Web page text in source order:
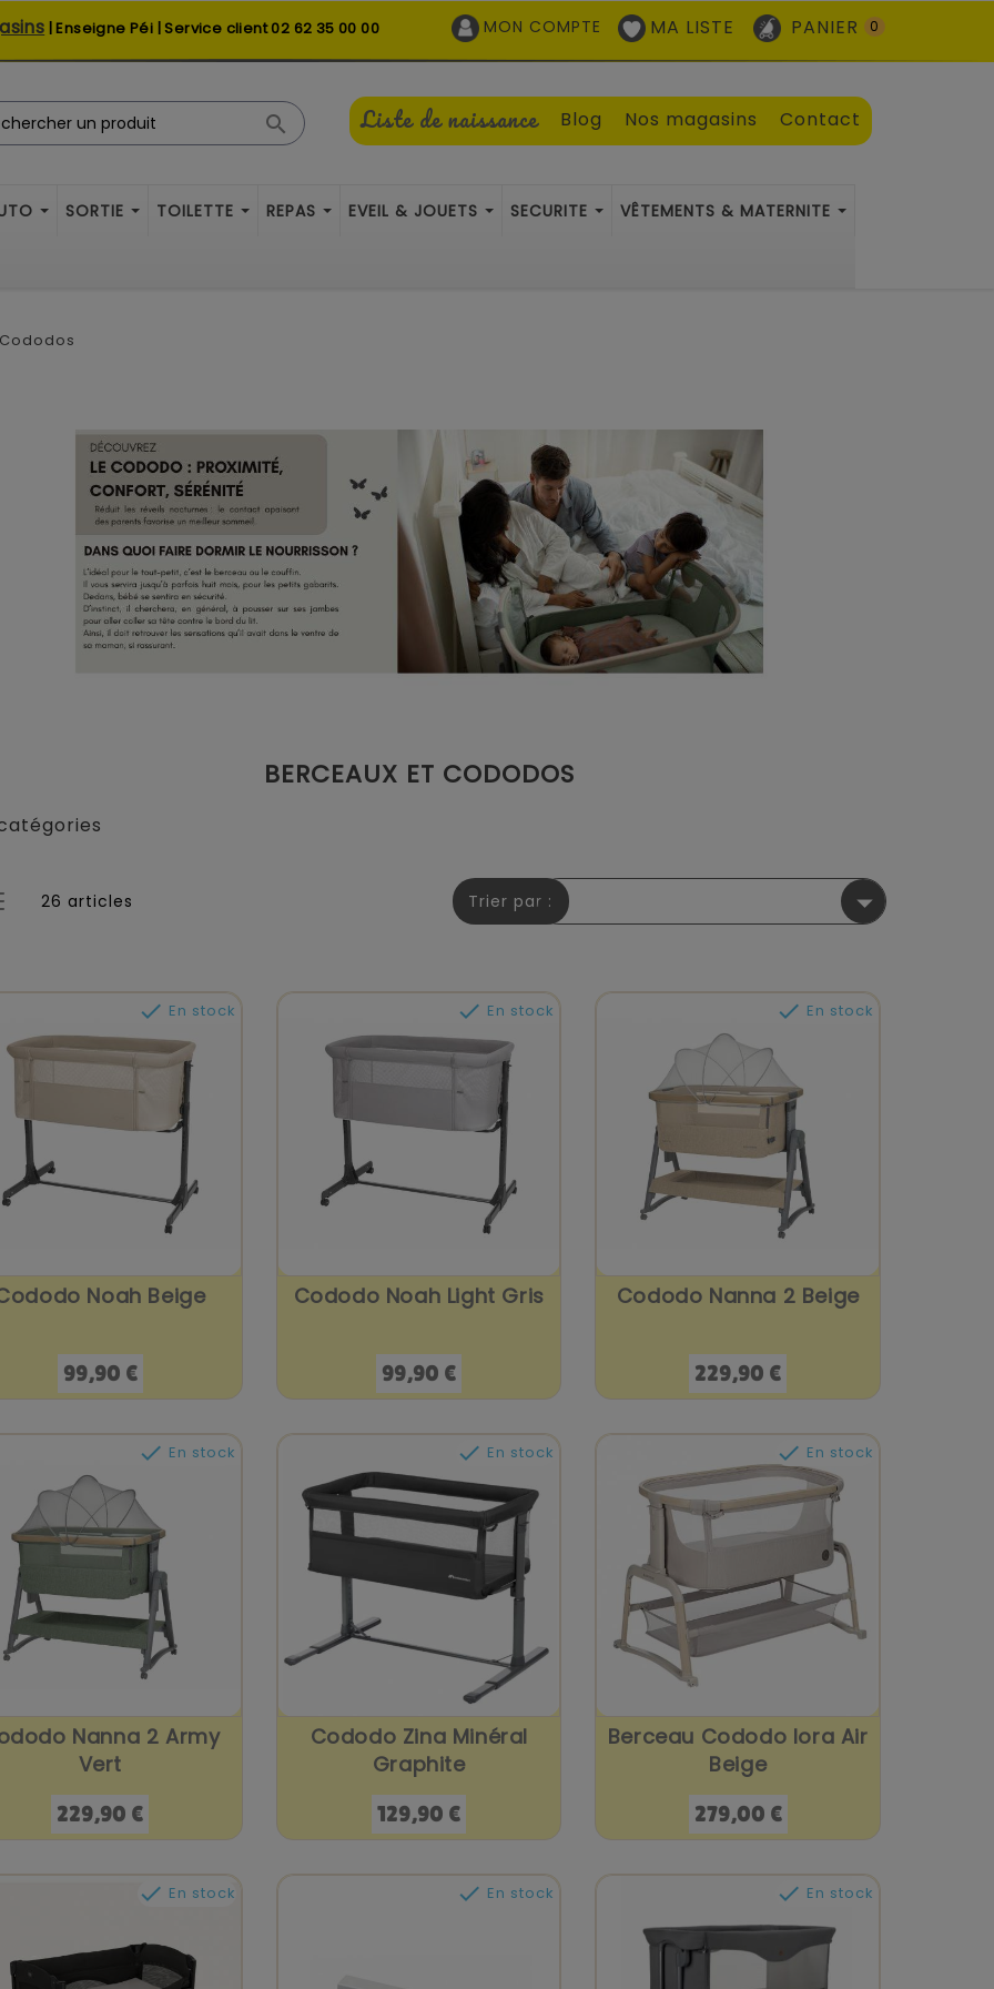
| Enseigne Péi | Service client02 62 35 00 00 MON COMPTE MA LISTE PANIER 0
Liste de naissance Blog Nos magasins Contact

SORTIE TOILETTE REPAS EVEIL & JOUETS SECURITE VÊTEMENTS & MATERNITE
BERCEAUX ET CODODOS
26 articles Trier par : 
 En stock
Noah Beige
Prix
99,90 €
 En stock
Cododo Noah Light Gris
Prix
99,90 €
 En stock
Cododo Nanna 2 Beige
Prix
229,90 €
 En stock
Nanna 2 Army
Vert
Prix
229,90 €
 En stock
Cododo Zina Minéral
Graphite
Prix
129,90 €
 En stock
Berceau Cododo Iora Air
Beige
Prix
279,00 €
 En stock  En stock  En stock